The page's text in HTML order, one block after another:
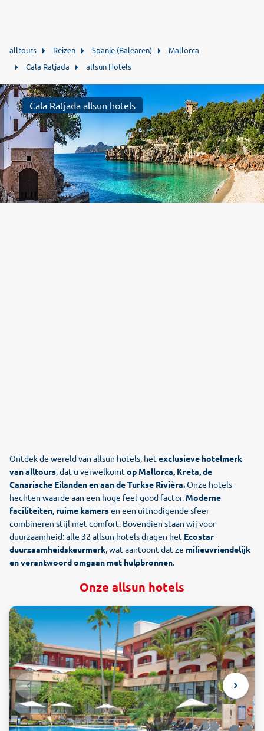
alltours Reizen Spanje (Balearen)
Mallorca
Cala Ratjada
allsun Hotels
Cala Ratjada allsun hotels
Ontdek de wereld van allsun hotels, hetexclusieve hotelmerk
van alltours, dat u verwelkomtop Mallorca, Kreta, de
Canarische Eilanden en aan de Turkse Rivièra.Onze hotels
hechten waarde aan een hoge feel-good factor. Moderne
faciliteiten, ruime kamersen een uitnodigende sfeer
combineren stijl met comfort. Bovendien staan wij voor
duurzaamheid: alle 32 allsun hotels dragen het Ecostar
duurzaamheidskeurmerk, wat aantoont dat ze milieuvriendelijk
en verantwoord omgaan met hulpbronnen.
Onze allsun hotels